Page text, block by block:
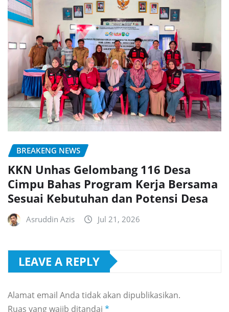
BREAKENG NEWS
KKN Unhas Gelombang 116 Desa
Cimpu Bahas Program Kerja Bersama
Sesuai Kebutuhan dan Potensi Desa
Asruddin Azis Jul 21, 2026
LEAVE A REPLY
Alamat email Anda tidak akan dipublikasikan.
Ruas yang wajib ditandai *